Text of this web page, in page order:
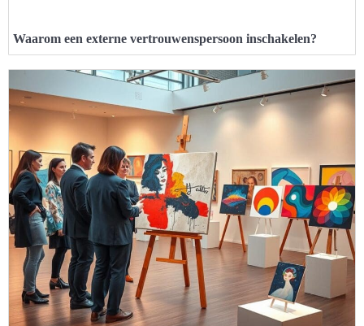
Waarom een externe vertrouwenspersoon inschakelen?